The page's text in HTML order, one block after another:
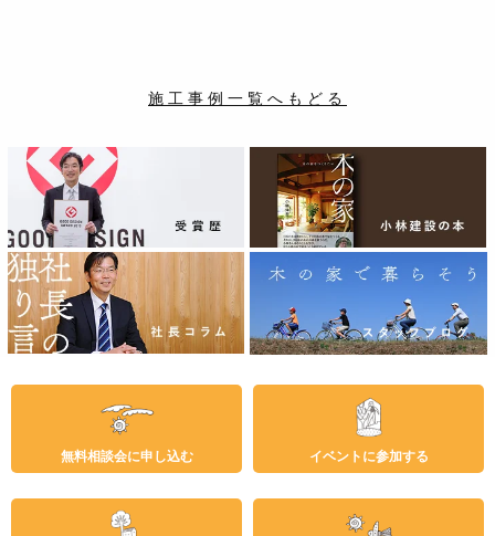
施工事例一覧へもどる
無料相談会に申し込む イベントに参加する